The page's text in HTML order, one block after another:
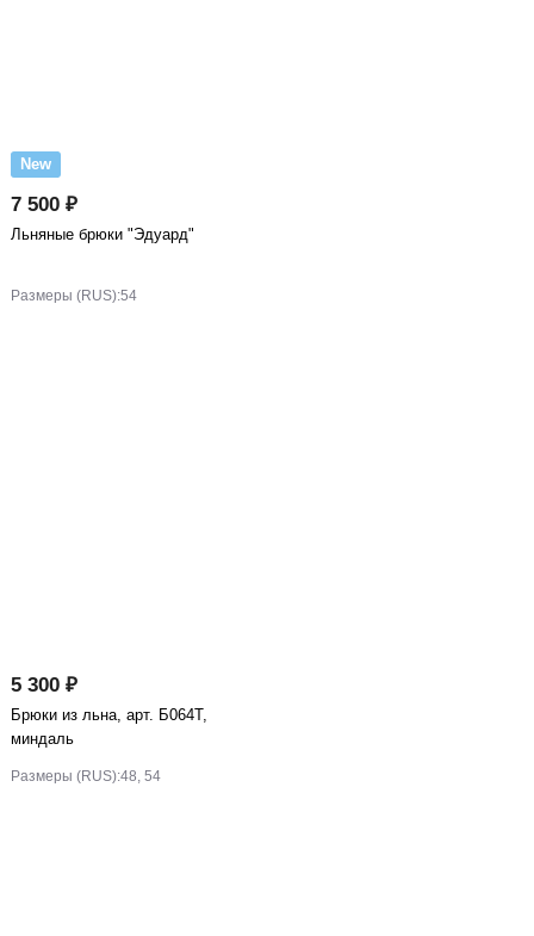
New
7 500 ₽
Льняные брюки "Эдуард"
Размеры (RUS):54
5 300 ₽
Брюки из льна, арт. Б064Т,
миндаль
Размеры (RUS):48, 54